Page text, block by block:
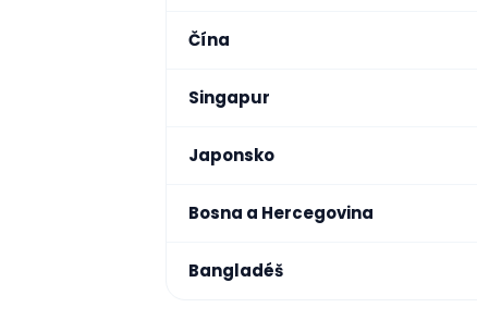
Čína
Singapur
Japonsko
Bosna a Hercegovina
Bangladéš